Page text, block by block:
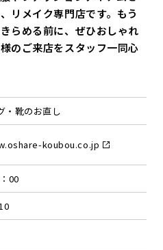
リメイク専門店です。もう
らめる前に、ぜひおしゃれ
のご来店をスタッフ一同心
・靴のお直し
koubou.co.jp
00